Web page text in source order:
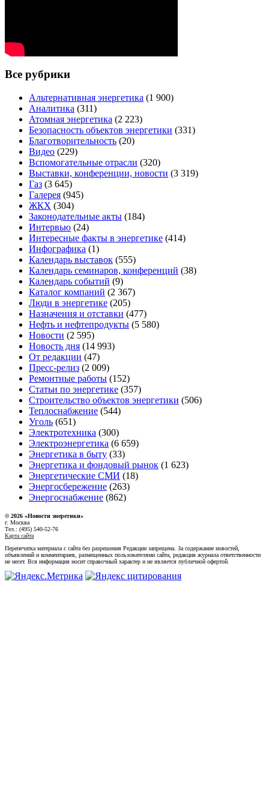
Все рубрики
Альтернативная энергетика (1 900)
Аналитика (311)
Атомная энергетика (2 223)
Безопасность объектов энергетики (331)
Благотворительность (20)
Видео (229)
Вспомогательные отрасли (320)
Выставки, конференции, новости (3 319)
Газ (3 645)
Галерея (945)
ЖКХ (304)
Законодательные акты (184)
Интервью (24)
Интересные факты в энергетике (414)
Инфографика (1)
Календарь выставок (555)
Календарь семинаров, конференций (38)
Календарь событий (9)
Каталог компаний (2 367)
Люди в энергетике (205)
Назначения и отставки (477)
Нефть и нефтепродукты (5 580)
Новости (2 595)
Новость дня (14 993)
От редакции (47)
Пресс-релиз (2 009)
Ремонтные работы (152)
Статьи по энергетике (357)
Строительство объектов энергетики (506)
Теплоснабжение (544)
Уголь (651)
Электротехника (300)
Электроэнергетика (6 659)
Энергетика в быту (33)
Энергетика и фондовый рынок (1 623)
Энергетические СМИ (18)
Энергосбережение (263)
Энергоснабжение (862)
© 2026 «Новости энеретики»
г. Москва
Тел.: (495) 540-52-76
Карта сайта
Перепечатка материала с сайта без разрешения Редакции запрещена. За содержание новостей,
объявлений и комментариев, размещенных пользователями сайта, редакция журнала ответственности
не несет. Вся информация носит справочный характер и не является публичной офертой.